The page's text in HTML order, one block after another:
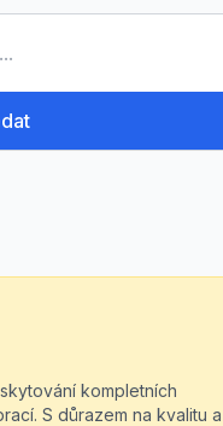
kompletních
S důrazem na kvalitu a